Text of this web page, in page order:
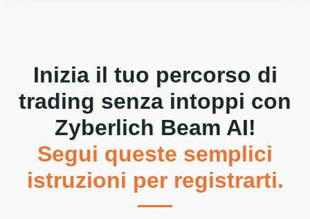
Inizia il tuo percorso di
trading senza intoppi con
Zyberlich Beam AI!
Segui queste semplici
istruzioni per registrarti.